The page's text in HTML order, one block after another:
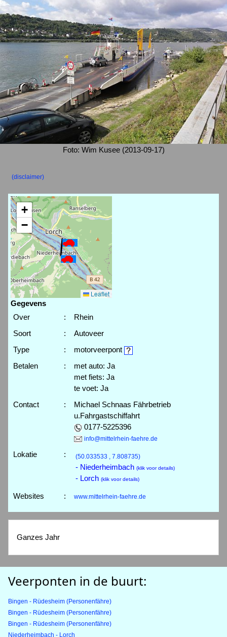
Foto: Wim Kusee (2013-09-17)
(disclaimer)
+
−
Leaflet
Gegevens
Over
:
Rhein
Soort
:
Autoveer
Type
:
motorveerpont
Betalen
:
met auto: Ja
met fiets: Ja
te voet: Ja
Contact
:
Michael Schnaas Fährbetrieb
u.Fahrgastschiffahrt
0177-5225396
info@mittelrhein-faehre.de
Lokatie : (50.033533 , 7.808735)
- Niederheimbach (klik voor details)
- Lorch (klik voor details)
Websites : www.mittelrhein-faehre.de
Ganzes Jahr
Veerponten in de buurt:
Bingen - Rüdesheim (Personenfähre)
Bingen - Rüdesheim (Personenfähre)
Bingen - Rüdesheim (Personenfähre)
Niederheimbach - Lorch